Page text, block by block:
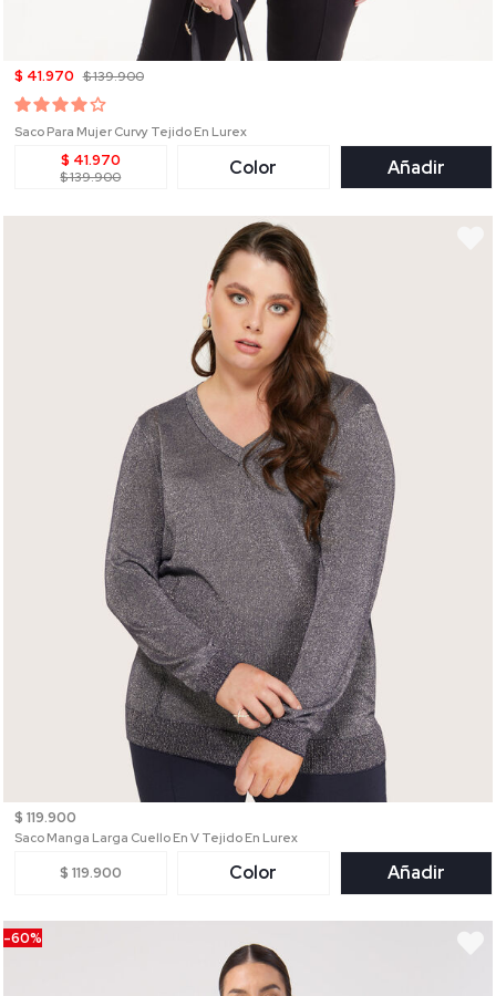
$ 41.970 $ 139.900
Saco Para Mujer Curvy Tejido En Lurex
$ 41.970
$ 139.900 Color Añadir
$ 119.900
Saco Manga Larga Cuello En V Tejido En Lurex
$ 119.900 Color Añadir
-60%